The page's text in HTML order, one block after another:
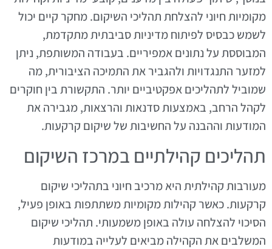
מקומיות חיוני להצלחת תהליכי השיקום. מחקר קיים יכול
לשמש כבסיס לפיתוח מדיניות סביבתית מתקדמת,
המבוססת על נתונים אמפיריים. בעבודה המשותפת, ניתן
למזער התנגדויות ולהגביר את התמיכה הציבורית, מה
שמוביל לתהליכים אפקטיביים יותר. התקשורת בין חוקרים
לקהל הרחב, באמצעות סדנאות והרצאות, מגבירה את
המודעות וההבנה על החשיבות של שיקום קרקעות.
תהליכים קהילתיים במרכז השיקום
מעורבות קהילתית היא מרכיב חיוני בתהליכי שיקום
קרקעות. כאשר קהילות מקומיות משתתפות באופן פעיל,
הסיכוי להצלחה עולה באופן משמעותי. תהליכי שיקום
המשלבים את הקהילה מביאים לעלייה במודעות